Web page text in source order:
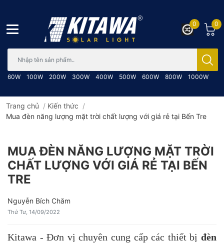
60W 100W 200W 300W 400W 500W 600W 800W 1000W
0
0
Trang chủ / Kiến thức /
Mua đèn năng lượng mặt trời chất lượng với giá rẻ tại Bến Tre
MUA ĐÈN NĂNG LƯỢNG MẶT TRỜI
CHẤT LƯỢNG VỚI GIÁ RẺ TẠI BẾN
TRE
Nguyễn Bích Chăm
Thứ Tư, 14/09/2022
Kitawa - Đơn vị chuyên cung cấp các thiết bị đèn